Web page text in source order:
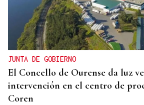
JUNTA DE GOBIERNO
El Concello de Ourense da luz
intervención en el centro de
Coren